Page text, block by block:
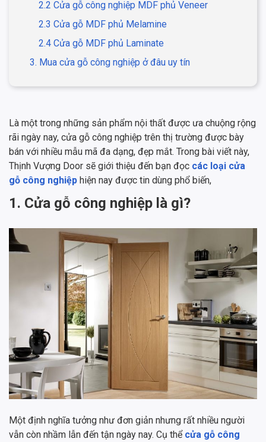
2.2 Cửa gỗ công nghiệp MDF phủ Veneer
2.3 Cửa gỗ MDF phủ Melamine
2.4 Cửa gỗ MDF phủ Laminate
3. Mua cửa gỗ công nghiệp ở đâu uy tín
Là một trong những sản phẩm nội thất được ưa chuộng rộng
rãi ngày nay, cửa gỗ công nghiệp trên thị trường được bày
bán với nhiều mẫu mã đa dạng, đẹp mắt. Trong bài viết này,
Thịnh Vượng Door sẽ giới thiệu đến bạn đọc các loại cửa
gỗ công nghiệp hiện nay được tin dùng phổ biến,
1. Cửa gỗ công nghiệp là gì?
Một định nghĩa tưởng như đơn giản nhưng rất nhiều người
vẫn còn nhầm lẫn đến tận ngày nay. Cụ thể cửa gỗ công